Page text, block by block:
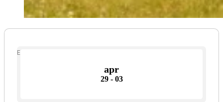
Event Date
apr
29 - 03